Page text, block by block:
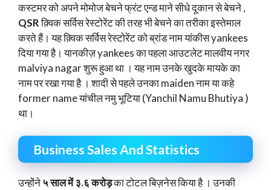
कस्टमर को अपने मोमोज बेचने फ्रंट एन्ड माने सीधे दूकान से बेचने ,
QSRक़्विक सर्विस रेस्टोरेंट की तरह भी बेचने का तरीका इस्तेमाल
करते हैं। यह क़्विक सर्विस रेस्टोरेंट को ब्रांड नाम यांकीस yankees
दिया गया है। यानकीज़ yankees का पहला आउटलेट मालवीय नगर
malviya nagar शुरू हुआ था । यह नाम उनके खुदके मायके का
नाम पर रखा गया है । शादी से पहले उनका maiden नाम या कहे
former name यांचील नमु भूटिया (Yanchil Namu Bhutiya )
था।
Business Sales And Statistics
उन्होंने५ साल में ३.६ करोड़का टोटल बिज़नेस किया है । उनकी